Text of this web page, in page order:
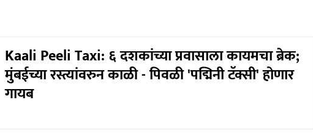
Kaali Peeli Taxi: ६ दशकांच्या प्रवासाला कायमचा ब्रेक;
मुंबईच्या रस्त्यांवरुन काळी - पिवळी 'पद्मिनी टॅक्सी' होणार
गायब